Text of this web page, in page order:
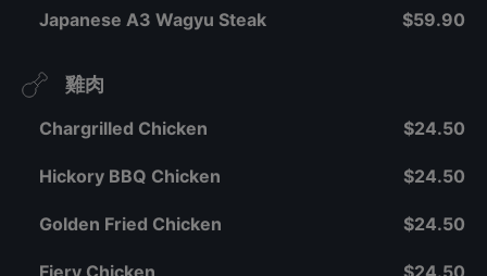
Japanese A3 Wagyu Steak $59.90
雞肉
Chargrilled Chicken $24.50
Hickory BBQ Chicken $24.50
Golden Fried Chicken $24.50
Fiery Chicken $24.50